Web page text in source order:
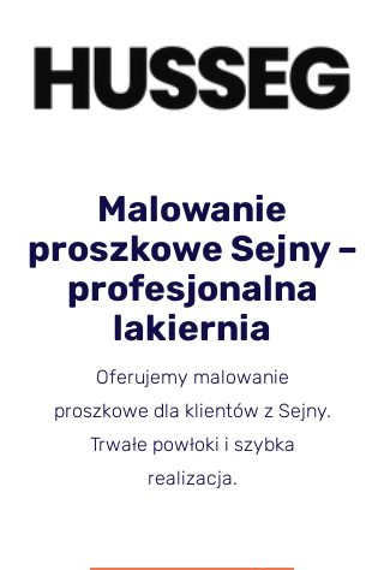
Malowanie
proszkowe Sejny –
profesjonalna
lakiernia
Oferujemy malowanie
proszkowe dla klientów z Sejny.
Trwałe powłoki i szybka
realizacja.